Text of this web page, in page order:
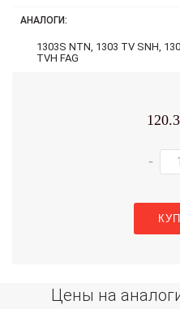
АНАЛОГИ:
1303S NTN, 1303 TV SNH,
TVH FAG
-
Цены на